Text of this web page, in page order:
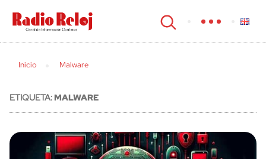
cerrar
Inicio Malware
ETIQUETA:MALWARE